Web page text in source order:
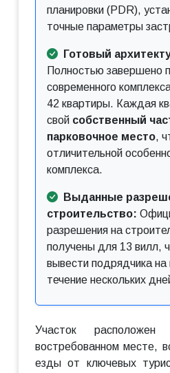
планировки (PDR),
точные параметры
Готовый
Полностью завершено
современного
42 квартиры. Каждая
свой собственный
парковочное место,
отличительной
комплекса.
Выданные
строительство:
разрешения на
получены для 13 вилл,
вывести подрядчика
течение нескольких
Участок расположен
востребованном месте,
езды от ключевых